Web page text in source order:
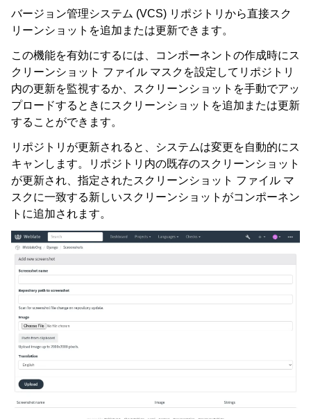
バージョン管理システム (VCS) リポジトリから直接スク
リーンショットを追加または更新できます。
この機能を有効にするには、コンポーネントの作成時にス
クリーンショット ファイル マスクを設定してリポジトリ
内の更新を監視するか、スクリーンショットを手動でアッ
プロードするときにスクリーンショットを追加または更新
することができます。
リポジトリが更新されると、システムは変更を自動的にス
キャンします。リポジトリ内の既存のスクリーンショット
が更新され、指定されたスクリーンショット ファイル マ
スクに一致する新しいスクリーンショットがコンポーネン
トに追加されます。